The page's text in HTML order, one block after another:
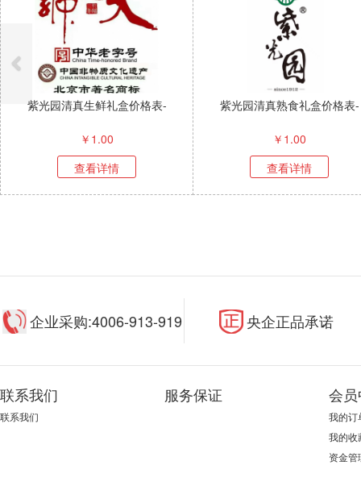
紫光园清真生鲜礼盒价格表-
￥ 1.00
查看详情
紫光园清真熟食礼盒价格表-
￥ 1.00
查看详情
企业采购:4006-913-919 央企正品承诺
联系我们
联系我们
服务保证 会
我的订
我的收
资金管